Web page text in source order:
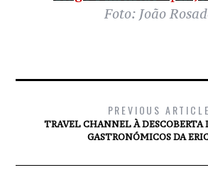
Foto: João
PREVIOUS ARTICLE
TRAVEL CHANNEL À DESCOBERTA
GASTRONÓMICOS DA